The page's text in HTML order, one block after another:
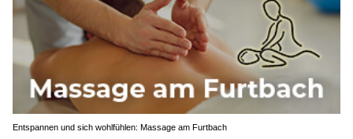
Entspannen und sich wohlfühlen: Massage am Furtbach